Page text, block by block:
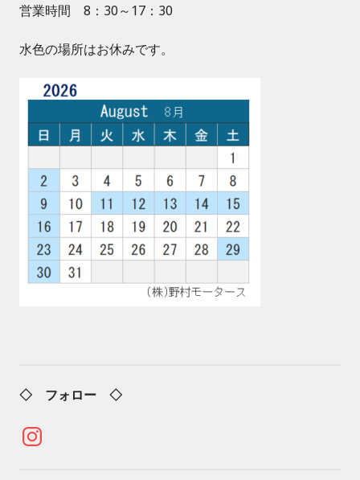
営業時間 8：30～17：30
水色の場所はお休みです。
◇ フォロー ◇
Instagram